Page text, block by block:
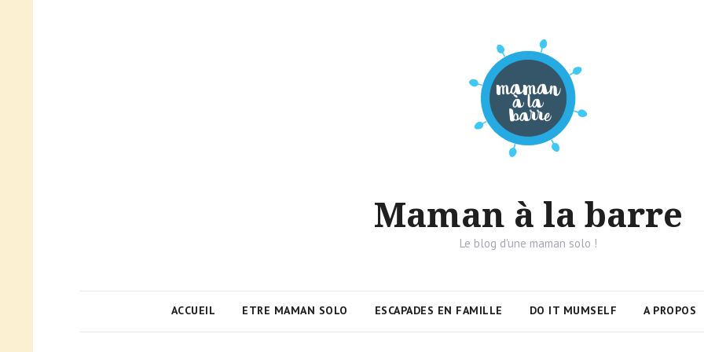
Maman à la barre
Le blog d'une maman solo !
ACCUEIL ETRE MAMAN SOLO ESCAPADES EN FAMILLE DO IT MUMSELF A PROPOS